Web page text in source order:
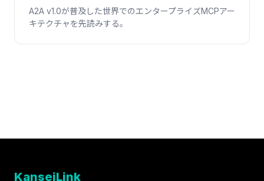
A2A v1.0が普及した世界でのエンタープライズMCPアー
キテクチャを先読みする。
KanseiLink